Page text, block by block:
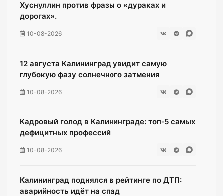
Хуснуллин против фразы о «дураках и
дорогах».
10-08-2026
12 августа Калининград увидит самую
глубокую фазу солнечного затмения
10-08-2026
Кадровый голод в Калининграде: топ‑5 самых
дефицитных профессий
10-08-2026
Калининград поднялся в рейтинге по ДТП:
аварийность идёт на спад